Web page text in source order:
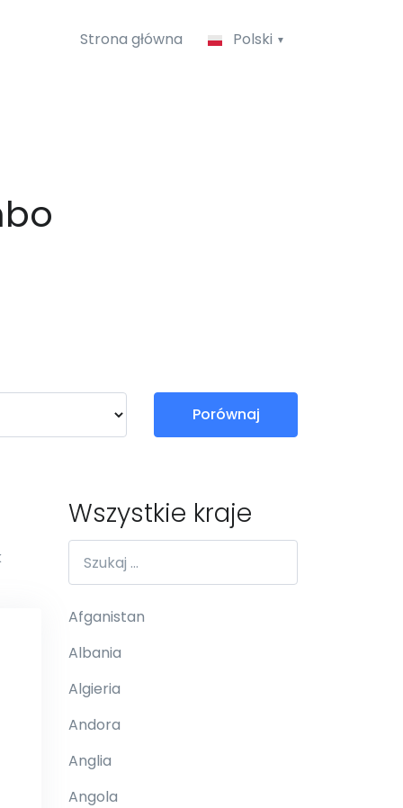
Strona główna Polski
Porównaj
Wszystkie kraje
Afganistan
Albania
Algieria
Andora
Anglia
Angola